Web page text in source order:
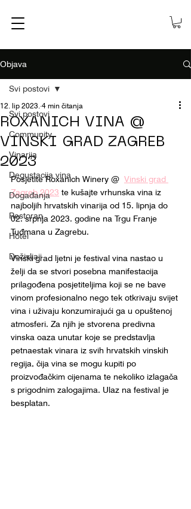
Objava
Svi postovi
Community
Vinarija
Degustacija vina
Događanja
Restoran
Hotel
Doživljaji
Svi postovi
ROXANICH VINA @
VINSKI GRAD ZAGREB
2023
12. lip 2023. 4 min čitanja
Posjetite Roxanich Winery @ Vinski grad
Zagreb 2023 te kušajte vrhunska vina iz
najboljih hrvatskih vinarija od 15. lipnja do
02. srpnja 2023. godine na Trgu Franje
Tuđmana u Zagrebu.
Vinski grad ljetni je festival vina nastao u
želji da se stvori posebna manifestacija
prilagođena posjetiteljima koji se ne bave
vinom profesionalno nego tek otkrivaju svijet
vina i uživaju konzumirajući ga u opuštenoj
atmosferi. Za njih je stvorena predivna
vinska oaza unutar koje se predstavlja
petnaestak vinara iz svih hrvatskih vinskih
regija, čija vina se mogu kupiti po
proizvođačkim cijenama te nekoliko izlagača
s prigodnim zalogajima. Ulaz na festival je
besplatan.